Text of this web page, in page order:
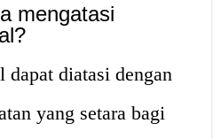
mengatasi
dapat diatasi dengan
yang setara bagi